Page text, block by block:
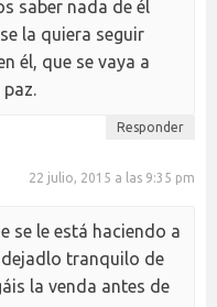
saber nada de él
la quiera seguir
él, que se vaya a
Responder
22 julio, 2015 a las 9:35 pm
se le está haciendo a
dejadlo tranquilo de
la venda antes de